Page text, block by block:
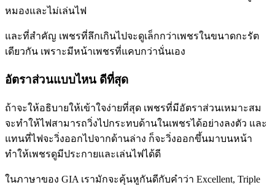
หมองและไม่เล่นไฟ
และที่สำคัญ เพชรที่ลึกเกินไปจะดูเล็กกว่าเพชรในขนาดกะรัต
เดียวกัน เพราะมีหน้าเพชรที่แคบกว่านั่นเอง
อัตราส่วนแบบไหน ดีที่สุด
ถ้าจะให้อธิบายให้เข้าใจง่ายที่สุด เพชรที่มีอัตราส่วนเหมาะสม
จะทำให้ไฟสามารถวิ่งไปกระทบด้านในเพชรได้อย่างลงตัว และ
แทนที่ไฟจะวิ่งออกไปจากด้านล่าง ก็จะวิ่งออกขึ้นมาบนหน้า
ทำให้เพชรดูมีประกายและเล่นไฟได้ดี
ในภาษาของ GIA เรามักจะคุ้นหูกันดีกับคำว่า Excellent, Triple